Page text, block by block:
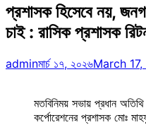
প্রশাসক হিসেবে নয়,
চাই : রাসিক প্রশাসক
adminমার্চ ১৭, ২০২৬March
মতবিনিময় সভায় প্রধান
কর্পোরেশনের প্রশাসক মোঃ